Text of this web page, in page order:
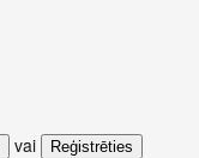
vai Reģistrēties